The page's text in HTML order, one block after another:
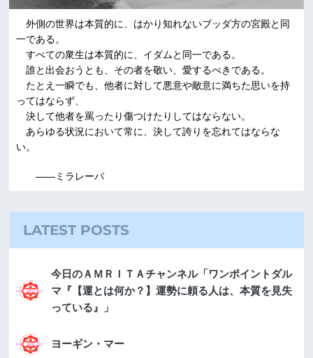
外側の世界は本質的に、はかり知れないブッダ方の宮殿と同
一である。
すべての衆生は本質的に、イダムと同一である。
誰と出会おうとも、その者を敬い、愛するべきである。
たとえ一瞬でも、他者に対して悪意や敵意に満ちた思いを持
ってはならず、
決して他者を罵ったり傷つけたりしてはならない。
あらゆる状況において常に、決して誇りを忘れてはならな
い。
――ミラレーパ
LATEST POSTS
今日のＡＭＲＩＴＡチャンネル「ワンポイントダル
マ『【運とは何か？】運勢に頼る人は、本質を見失
っている』」
ヨーギン・マー